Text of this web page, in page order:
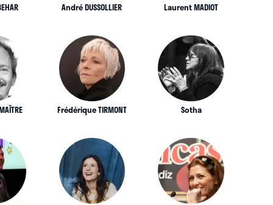
André DUSSOLLIER Laurent MADIOT
Frédérique TIRMONT Sotha